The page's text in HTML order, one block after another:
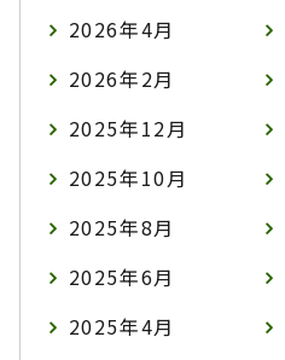
2026年4月
2026年2月
2025年12月
2025年10月
2025年8月
2025年6月
2025年4月